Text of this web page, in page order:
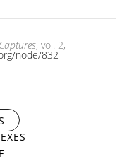
Captures, vol. 2,
node/832
(ONGLET ACTIF)